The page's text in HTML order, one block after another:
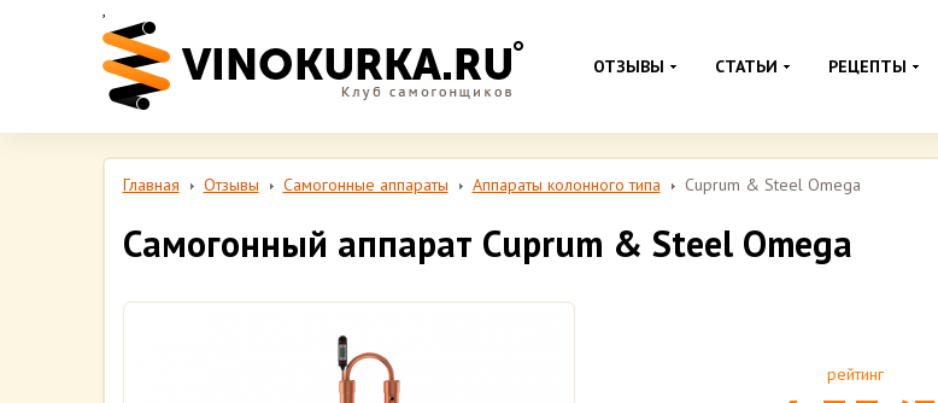
,
ОТЗЫВЫ СТАТЬИ РЕЦЕПТЫ
Главная Отзывы Самогонные аппараты Аппараты колонного типа Cuprum & Steel Omega
Самогонный аппарат Cuprum & Steel Omega
рейтинг